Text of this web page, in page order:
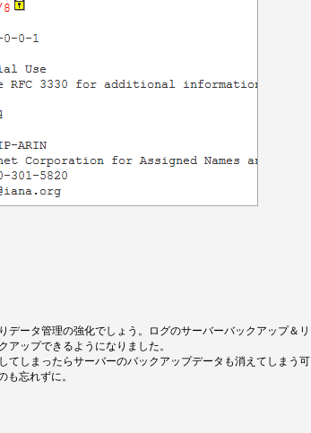
データ管理の強化でしょう。ログのサーバーバックアップ＆リ
アップできるようになりました。
てしまったらサーバーのバックアップデータも消えてしまう可
も忘れずに。